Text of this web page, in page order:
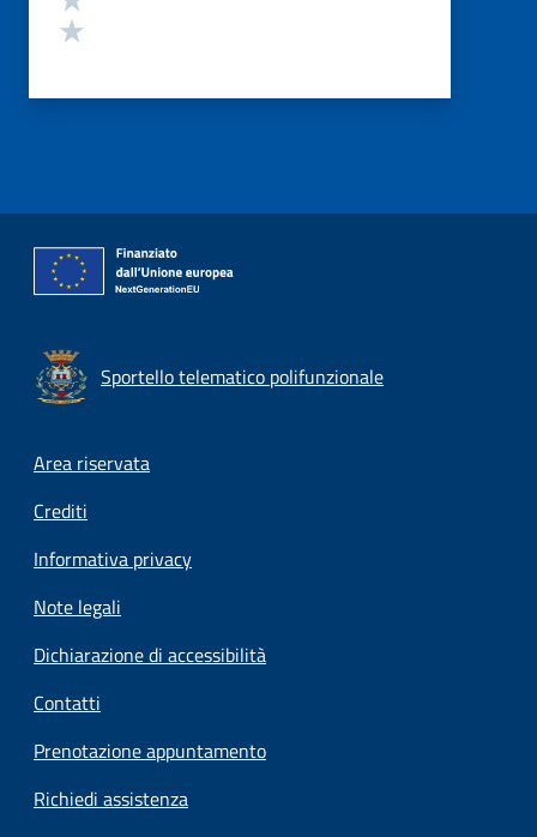
Sportello telematico polifunzionale
Footer menu
Area riservata
Crediti
Informativa privacy
Note legali
Dichiarazione di accessibilità
Contatti
Prenotazione appuntamento
Richiedi assistenza